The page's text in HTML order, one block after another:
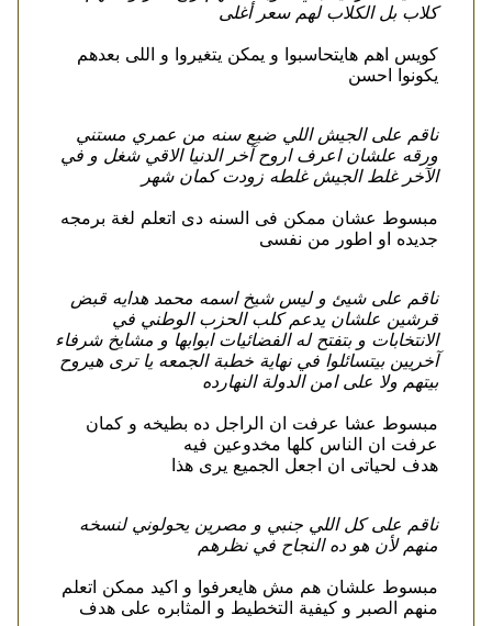
كلاب بل الكلاب لهم سعر أغلى
كويس اهم هايتحاسبوا و يمكن يتغيروا و اللى بعدهم
يكونوا احسن
ناقم على الجيش اللي ضيع سنه من عمري مستني
ورقه علشان اعرف اروح آخر الدنيا الاقي شغل و في
الآخر غلط الجيش غلطه زودت كمان شهر
مبسوط عشان ممكن فى السنه دى اتعلم لغة برمجه
جديده او اطور من نفسى
ناقم على شيئ و ليس شيخ اسمه محمد هدايه قبض
قرشين علشان يدعم كلب الحزب الوطني في
الانتخابات و بتفتح له الفضائيات ابوابها و مشايخ شرفاء
آخريين بيتسائلوا في نهاية خطبة الجمعه يا ترى هيروح
بيتهم ولا على امن الدولة النهارده
مبسوط عشا عرفت ان الراجل ده بطيخه و كمان
عرفت ان الناس كلها مخدوعين فيه
هدف لحياتى ان اجعل الجميع يرى هذا
ناقم على كل اللي جنبي و مصرين يحولوني لنسخه
منهم لأن هو ده النجاح في نظرهم
مبسوط علشان هم مش هايعرفوا و اكيد ممكن اتعلم
منهم الصبر و كيفية التخطيط و المثابره على هدف